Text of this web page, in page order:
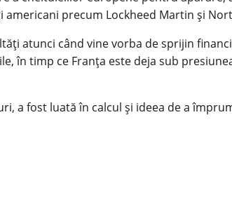
americani precum Lockheed Martin și
atunci când vine vorba de sprijin
în timp ce Franța este deja sub
a fost luată în calcul și ideea de a